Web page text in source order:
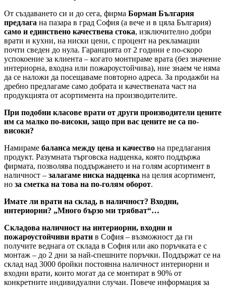
От създаването си и до сега, фирма Борман България
предлага на пазара в град София (а вече и в цяла България)
само и единствено качествена стока, изключително добри
врати и кухни, на ниски цени, с процент на рекламации
почти сведен до нула. Гаранцията от 2 години е по-скоро
успокоение за клиента – когато монтираме врата (без значение
интериорна, входна или пожароустойчива), ние знаем че няма
да се наложи да посещаваме повторно адреса. За продажби на
дребно предлагаме само добрата и качествената част на
продукцията от асортимента на производителите.
При подобни класове врати от други производители цените
им са малко по-високи, защо при вас цените не са по-
високи?
Намираме баланса между цена и качество на предлагания
продукт. Разумната търговска надценка, която поддържа
фирмата, позволява поддържането и на голям асортимент в
наличност – залагаме ниска надценка на целия асортимент,
но за сметка на това на по-голям оборот.
Имате ли врати на склад, в наличност? Входни,
интериорни? „Много бързо ми трябват“…
Складова наличност на интериорни, входни и
пожароустойчиви врати в София – възможност да ги
получите веднага от склада в София или ако поръчката е с
монтаж – до 2 дни за най-спешните поръчки. Поддържат се на
склад над 3000 бройки постоянна наличност интериорни и
входни врати, които могат да се монтират в 90% от
конкретните индивидуални случаи. Повече информация за